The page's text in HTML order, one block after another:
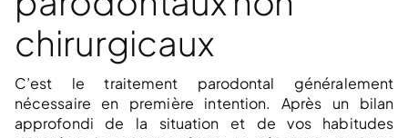
chirurgicaux
C’est le traitement parodontal généralement
nécessaire en première intention. Après un bilan
approfondi de la situation et de vos habitudes